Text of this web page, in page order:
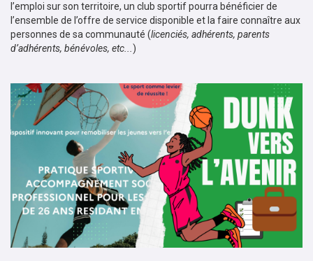
l’emploi sur son territoire, un club sportif pourra bénéficier de
l’ensemble de l’offre de service disponible et la faire connaître aux
personnes de sa communauté (licenciés, adhérents, parents
d’adhérents, bénévoles, etc... )